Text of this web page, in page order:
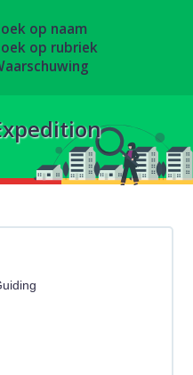
op naam
op rubriek